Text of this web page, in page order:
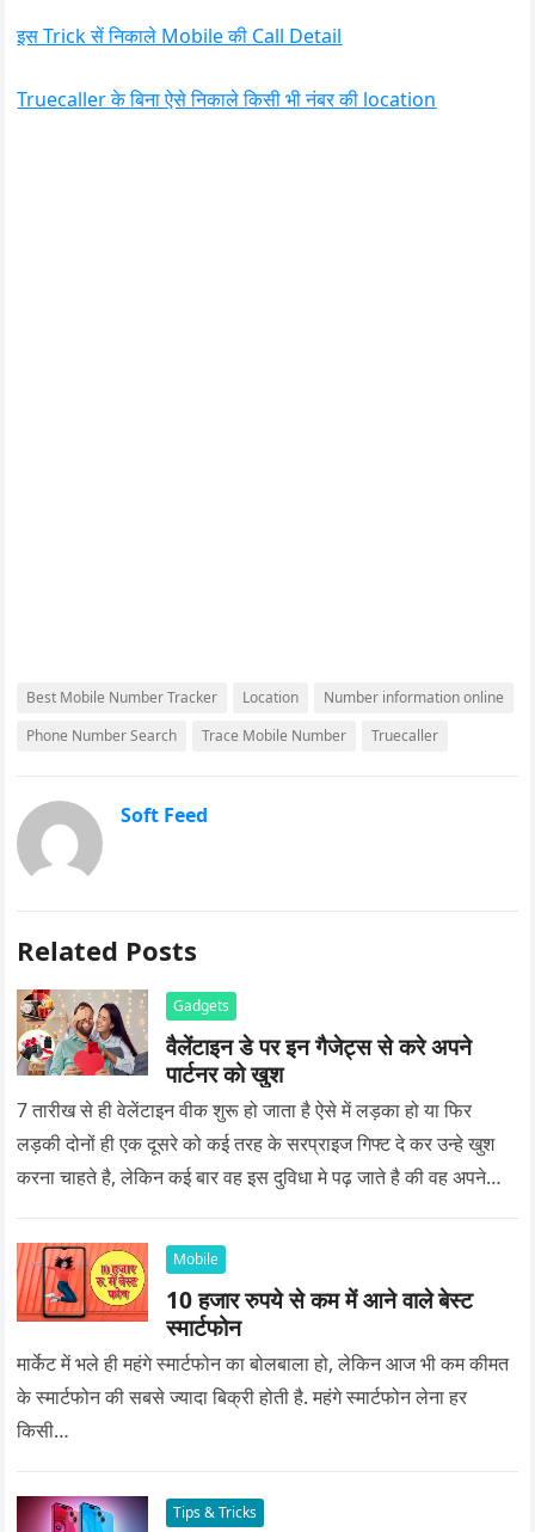
इस Trick सें निकाले Mobile की Call Detail
Truecaller के बिना ऐसे निकाले किसी भी नंबर की location
Best Mobile Number Tracker Location
Number information online
Phone Number Search
Trace Mobile Number Truecaller
Soft Feed
Related Posts
Gadgets
वैलेंटाइन डे पर इन गैजेट्स से करे अपने
पार्टनर को खुश
7 तारीख से ही वेलेंटाइन वीक शुरू हो जाता है ऐसे में लड़का हो या फिर
लड़की दोनों ही एक दूसरे को कई तरह के सरप्राइज गिफ्ट दे कर उन्हे खुश
करना चाहते है, लेकिन कई बार वह इस दुविधा मे पढ़ जाते है की वह अपने
Mobile
10 हजार रुपये से कम में आने वाले बेस्ट
स्मार्टफोन
मार्केट में भले ही महंगे स्मार्टफोन का बोलबाला हो, लेकिन आज भी कम कीमत
के स्मार्टफोन की सबसे ज्यादा बिक्री होती है. महंगे स्मार्टफोन लेना हर
किसी…
Tips & Tricks